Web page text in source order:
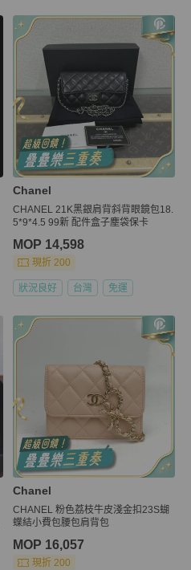
Chanel
CHANEL 21K黑銀肩背斜背眼鏡包18.
5*9*4.5 99新 配件盒子塵袋保卡
MOP 14,598
現折 200
狀況良好 台灣 免運
Chanel
CHANEL 粉色荔枝牛皮淺金扣23S蝴
蝶結小費包腰包肩背包
MOP 16,057
現折 200